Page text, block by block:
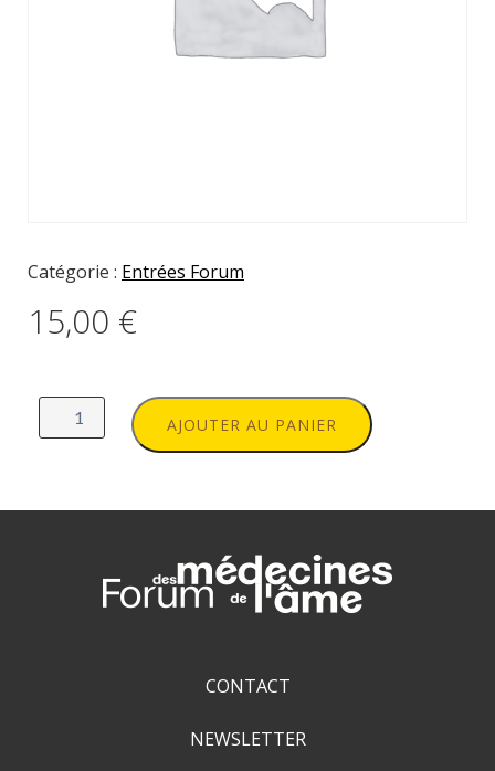
Catégorie : Entrées Forum
15,00 €
quantité
AJOUTER AU PANIER
CONTACT
NEWSLETTER